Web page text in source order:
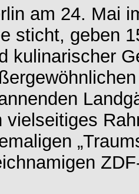
am 24. Mai
sticht, geben
kulinarischer
vielseitiges